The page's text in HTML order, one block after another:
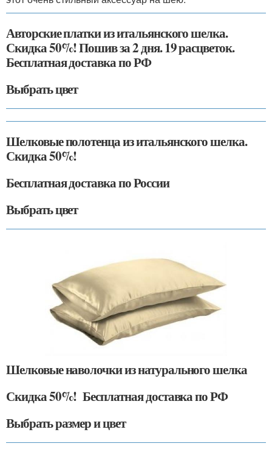
Авторские платки из итальянского шелка.
Скидка 50%! Пошив за 2 дня. 19 расцветок.
Бесплатная доставка по РФ
Выбрать цвет
Шелковые полотенца из итальянского шелка.
Скидка 50%!
Бесплатная доставка по России
Выбрать цвет
Шелковые наволочки из натурального шелка
Скидка 50%! Бесплатная доставка по РФ
Выбрать размер и цвет